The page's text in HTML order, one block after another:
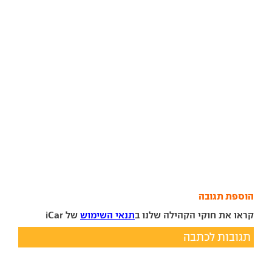
הוספת תגובה
קראו את חוקי הקהילה שלנו בתנאי השימוש של iCar
תגובות לכתבה